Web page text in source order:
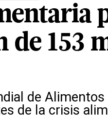
de 153
de
de la crisis